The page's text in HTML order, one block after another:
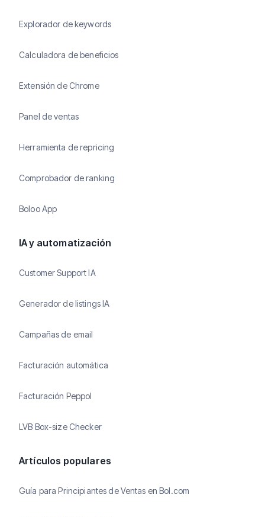
Explorador de keywords
Calculadora de beneficios
Extensión de Chrome
Panel de ventas
Herramienta de repricing
Comprobador de ranking
Boloo App
IA y automatización
Customer Support IA
Generador de listings IA
Campañas de email
Facturación automática
Facturación Peppol
LVB Box-size Checker
Artículos populares
Guía para Principiantes de Ventas en Bol.com